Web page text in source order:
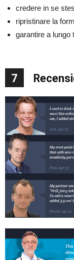
credere in se
ripristinare la
garantire a lungo
7